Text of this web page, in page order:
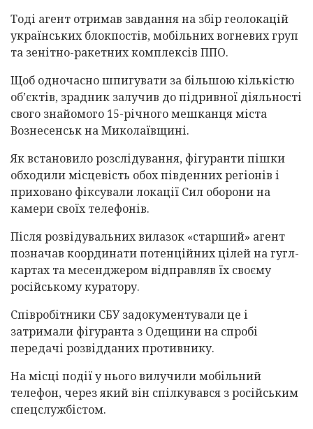
Тоді агент отримав завдання на збір геолокацій
українських блокпостів, мобільних вогневих груп
та зенітно-ракетних комплексів ППО.
Щоб одночасно шпигувати за більшою кількістю
об’єктів, зрадник залучив до підривної діяльності
свого знайомого 15-річного мешканця міста
Вознесенськ на Миколаївщині.
Як встановило розслідування, фігуранти пішки
обходили місцевість обох південних регіонів і
приховано фіксували локації Сил оборони на
камери своїх телефонів.
Після розвідувальних вилазок «старший» агент
позначав координати потенційних цілей на гугл-
картах та месенджером відправляв їх своєму
російському куратору.
Співробітники СБУ задокументували це і
затримали фігуранта з Одещини на спробі
передачі розвідданих противнику.
На місці події у нього вилучили мобільний
телефон, через який він спілкувався з російським
спецслужбістом.